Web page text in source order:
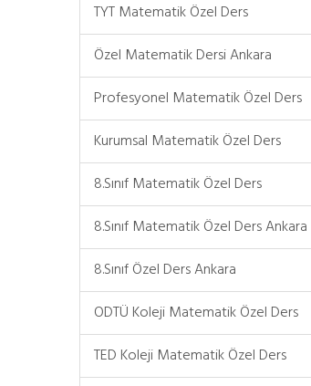
TYT Matematik Özel Ders
Özel Matematik Dersi Ankara
Profesyonel Matematik Özel Ders
Kurumsal Matematik Özel Ders
8.Sınıf Matematik Özel Ders
8.Sınıf Matematik Özel Ders Ankara
8.Sınıf Özel Ders Ankara
ODTÜ Koleji Matematik Özel Ders
TED Koleji Matematik Özel Ders